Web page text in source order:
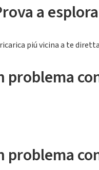
a
piú vicina a te
problema
problema